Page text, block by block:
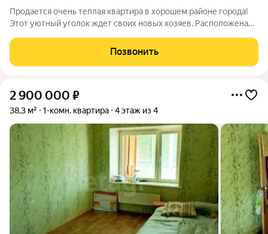
Продается очень теплая квартира в хорошем районе города!
Этот уютный уголок ждет своих новых хозяев. Расположена
отличную тепло- и звукоизоляцию, а просторный балкон
станет идеальным местом для
Позвонить
2 900 000 ₽
38,3 м² 1-комн. квартира 4 этаж из 4